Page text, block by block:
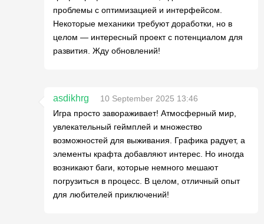
проблемы с оптимизацией и интерфейсом.
Некоторые механики требуют доработки, но в
целом — интересный проект с потенциалом для
развития. Жду обновлений!
asdikhrg
10 September 2025 13:46
Игра просто завораживает! Атмосферный мир,
увлекательный геймплей и множество
возможностей для выживания. Графика радует, а
элементы крафта добавляют интерес. Но иногда
возникают баги, которые немного мешают
погрузиться в процесс. В целом, отличный опыт
для любителей приключений!